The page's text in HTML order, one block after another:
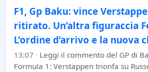
F1, Gp Baku: vince
ritirato. Un’altra figuraccia
L’ordine d’arrivo e la nuova
13:07 · Leggi il commento del GP di
Formula 1: Verstappen trionfa su